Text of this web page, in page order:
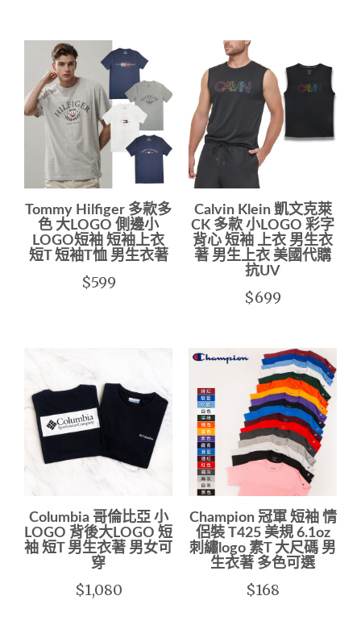
Tommy Hilfiger 多款多
色 大LOGO 側邊小
LOGO短袖 短袖上衣
短T 短袖T恤 男生衣著
$599
Calvin Klein 凱文克萊
CK 多款 小LOGO 彩字
背心 短袖 上衣 男生衣
著 男生上衣 美國代購
抗UV
$699
Columbia 哥倫比亞 小
LOGO 背後大LOGO 短
袖 短T 男生衣著 男女可
穿
$1,080
Champion 冠軍 短袖 情
侶裝 T425 美規 6.1oz
刺繡logo 素T 大尺碼 男
生衣著 多色可選
$168